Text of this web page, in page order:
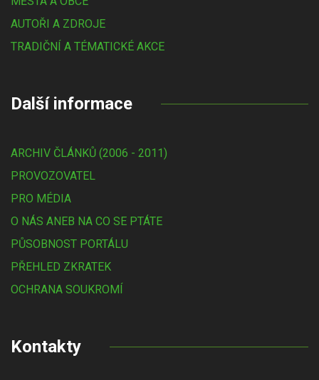
AUTOŘI A ZDROJE
TRADIČNÍ A TÉMATICKÉ AKCE
Další informace
ARCHIV ČLÁNKŮ (2006 - 2011)
PROVOZOVATEL
PRO MÉDIA
O NÁS ANEB NA CO SE PTÁTE
PŮSOBNOST PORTÁLU
PŘEHLED ZKRATEK
OCHRANA SOUKROMÍ
Kontakty